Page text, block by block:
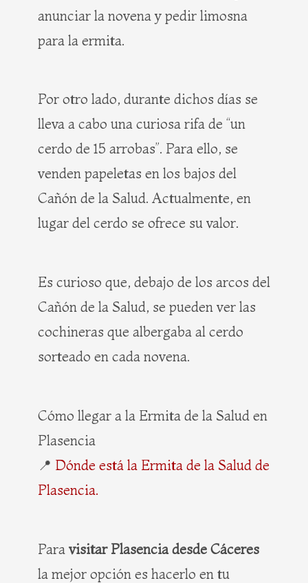
anunciar la novena y pedir limosna
para la ermita.
Por otro lado, durante dichos días se
lleva a cabo una curiosa rifa de “un
cerdo de 15 arrobas”. Para ello, se
venden papeletas en los bajos del
Cañón de la Salud. Actualmente, en
lugar del cerdo se ofrece su valor.
Es curioso que, debajo de los arcos del
Cañón de la Salud, se pueden ver las
cochineras que albergaba al cerdo
sorteado en cada novena.
Cómo llegar a la Ermita de la Salud en
Plasencia
📍 Dónde está la Ermita de la Salud de
Plasencia.
Para visitar Plasencia desde Cáceres
la mejor opción es hacerlo en tu